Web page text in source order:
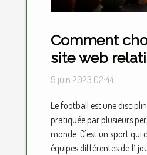
Comment
site web
football ?
9 juin 2023 02:44
Le football est une
pratiquée par plusieurs
monde. C'est un sport qui
équipes différentes de 11